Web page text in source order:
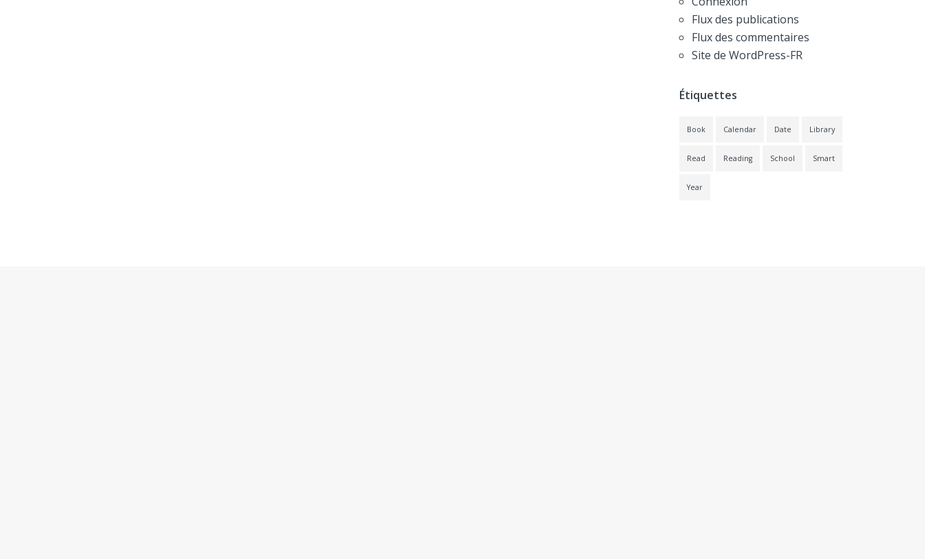
Flux des publications
Flux des commentaires
Site de WordPress-FR
Étiquettes
Book Calendar Date Library
Read Reading School Smart
Year